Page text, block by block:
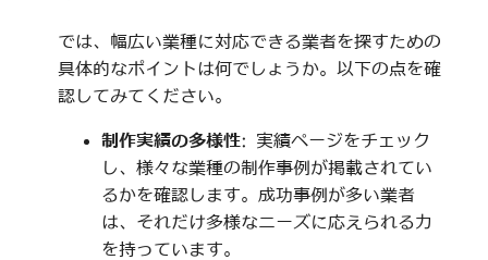
では、幅広い業種に対応できる業者を探すための
具体的なポイントは何でしょうか。以下の点を確
認してみてください。
制作実績の多様性: 実績ページをチェック
し、様々な業種の制作事例が掲載されてい
るかを確認します。成功事例が多い業者
は、それだけ多様なニーズに応えられる力
を持っています。